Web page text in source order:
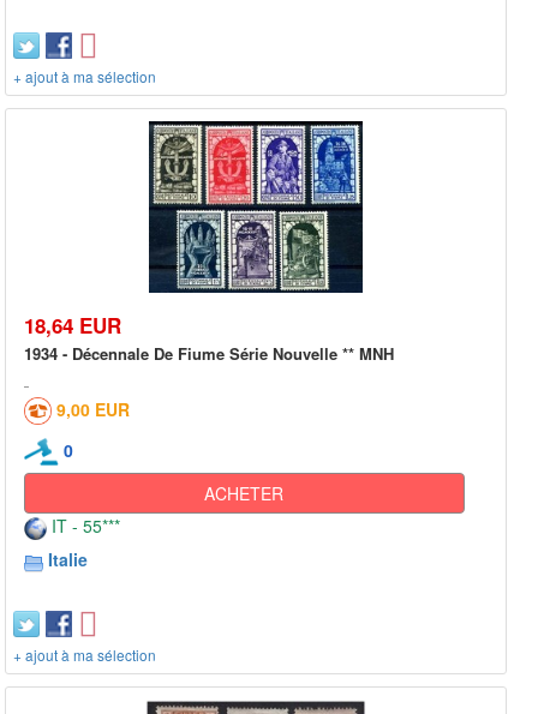
+ ajout à ma sélection
18,64 EUR
1934 - Décennale De Fiume Série Nouvelle ** MNH
9,00 EUR
0
ACHETER
IT - 55***
Italie
+ ajout à ma sélection